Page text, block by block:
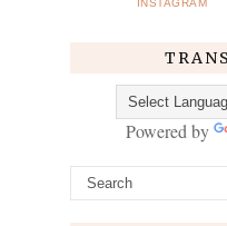
Powered by